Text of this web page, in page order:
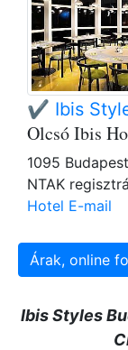
✔️ Ibis
Olcsó Ibis
1095
NTAK
Hotel E-mail
Árak, online
Ibis Styles